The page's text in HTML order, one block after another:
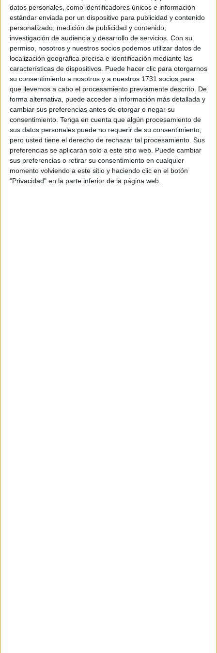
datos personales, como identificadores únicos e información
estándar enviada por un dispositivo para publicidad y contenido
personalizado, medición de publicidad y contenido,
investigación de audiencia y desarrollo de servicios. Con su
permiso, nosotros y nuestros socios podemos utilizar datos de
localización geográfica precisa e identificación mediante las
características de dispositivos. Puede hacer clic para otorgarnos
su consentimiento a nosotros y a nuestros 1731 socios para
que llevemos a cabo el procesamiento previamente descrito. De
forma alternativa, puede acceder a información más detallada y
cambiar sus preferencias antes de otorgar o negar su
consentimiento. Tenga en cuenta que algún procesamiento de
sus datos personales puede no requerir de su consentimiento,
pero usted tiene el derecho de rechazar tal procesamiento. Sus
preferencias se aplicarán solo a este sitio web. Puede cambiar
sus preferencias o retirar su consentimiento en cualquier
momento volviendo a este sitio y haciendo clic en el botón
"Privacidad" en la parte inferior de la página web.
Una vivienda de 4 plantas que ha visto cómo las llamas
han destrozado dos salones de la parte baja. Por eso
mismo, la actuación de los bomberos ha tenido que ser
ardua para intentar que las llamas no se propagaran a las
demás, tal y como han concretado fuentes oficiales.
Una actuación bastante importante, aunque a pesar de la
rapidez con la que han podido controlar el incendio, no
han podido evitar que dos de los salones queden
totalmente quemados. Dos estancias del chalé de grandes
dimensiones que se han visto perjudicadas.